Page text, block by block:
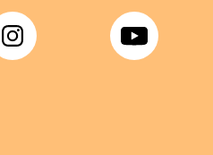
Instagram YouTube